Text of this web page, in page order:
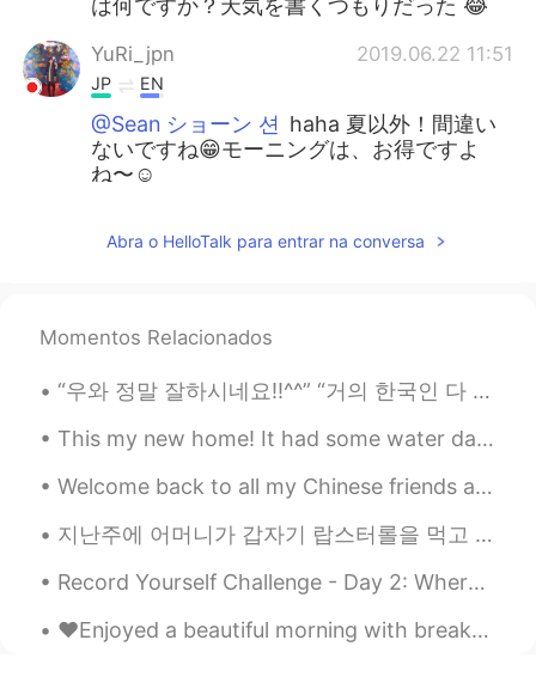
YuRi_jpn 2019.06.22 11:51
JP EN
@Sean ショーン 션 haha 夏以外！間違い
ないですね😁モーニングは、お得ですよ
ね〜☺
JP EN
に"天気がよくて暑すぎた"でも通じます！
Chihiro 2019.06.22 11:43
EN KR
@Emよさこいです〜！😄
Em 2019.06.22 11:41
Abra o HelloTalk para entrar na conversa
Momentos Relacionados
“우와 정말 잘하시네요!!^^” “거의 한국인 다 됐네!~~” “한국 사람과 대화하는 것 같았어요~~” 여기 외국인들은 한국인과 대화하면서 이거 중에 적어도 한가지는 들어봤...
This my new home! It had some water damage to the inside, but I'm currently fixing it. It might t...
Welcome back to all my Chinese friends and followers. I missed you all! It is a beautiful morning...
지난주에 어머니가 갑자기 랍스터롤을 먹고 싶다고 했어요. 그래서 며칠 전에 같이 먹으러 갔어요. Burger & Lobster - Original Lobster Roll ...
Record Yourself Challenge - Day 2: Where are you from? What is your native language? 어때요? 제 한국...
❤️Enjoyed a beautiful morning with breakfast on the beach 🏖 today!! Hope you all gave a fabulous ...